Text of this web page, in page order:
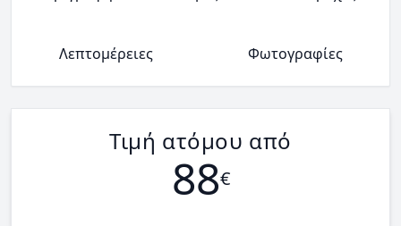
Λεπτομέρειες Φωτογραφίες
Τιμή ατόμου από
88€